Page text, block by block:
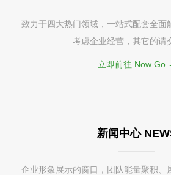
致力于四大热门领域，一站式配套全面
考虑企业经营，其它的请
立即前往 Now Go
新闻中心
企业形象展示的窗口，团队能量聚积、